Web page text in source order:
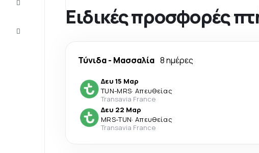
Ειδικές προσφορές
Τύνιδα- Μασσαλία 8 ημέρες
Δευ 15 Μαρ
TUN-MRS· Απευθείας
Transavia France
Δευ 22 Μαρ
MRS-TUN· Απευθείας
Transavia France